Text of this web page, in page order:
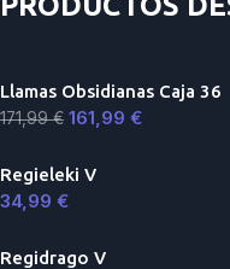
Llamas Obsidianas Caja 36
171,99€ 161,99 €
Regieleki V
34,99 €
Regidrago V